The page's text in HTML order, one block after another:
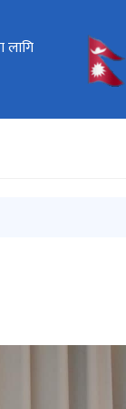
5th
लागि
तेस्रो
प्रेस
१३औँ